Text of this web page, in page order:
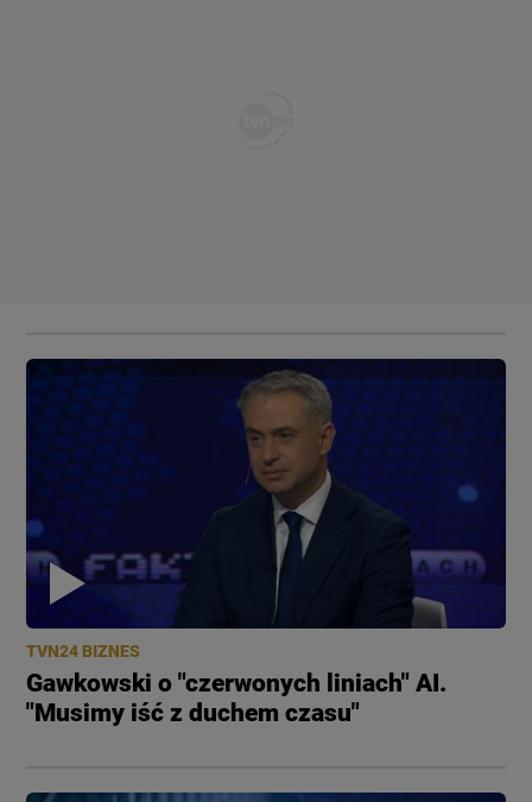
TVN24 BIZNES
Gawkowski o "czerwonych liniach" AI.
"Musimy iść z duchem czasu"